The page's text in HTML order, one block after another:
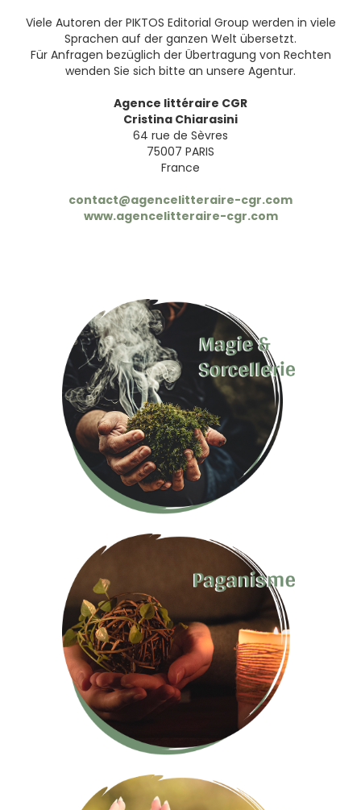
Viele Autoren der PIKTOS Editorial Group werden in viele
Sprachen auf der ganzen Welt übersetzt.
Für Anfragen bezüglich der Übertragung von Rechten
wenden Sie sich bitte an unsere Agentur.
Agence littéraire CGR
Cristina Chiarasini
64 rue de Sèvres
75007 PARIS
France
contact@agencelitteraire-cgr.com
www.agencelitteraire-cgr.com